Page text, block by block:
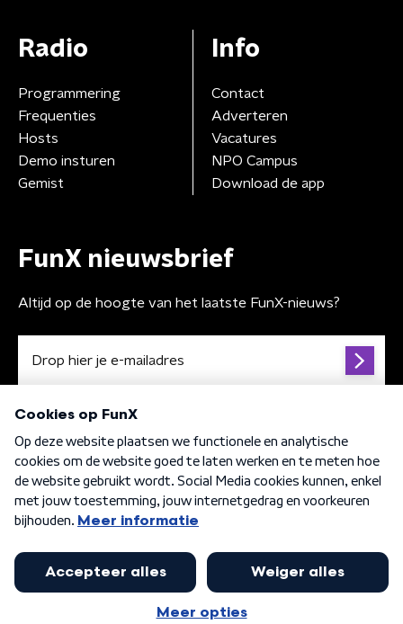
Radio
Programmering
Frequenties
Hosts
Demo insturen
Gemist
Info
Contact
Adverteren
Vacatures
NPO Campus
Download de app
FunX nieuwsbrief
Altijd op de hoogte van het laatste FunX-nieuws?
Algemene voorwaarden Privacybeleid